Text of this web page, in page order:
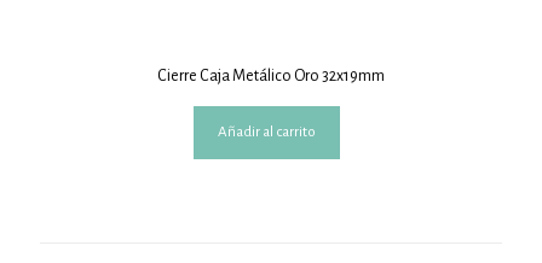
Cierre Caja Metálico Oro 32x19mm
Añadir al carrito